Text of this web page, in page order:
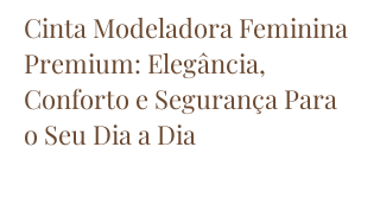
Cinta Modeladora Feminina
Premium: Elegância,
Conforto e Segurança Para
o Seu Dia a Dia